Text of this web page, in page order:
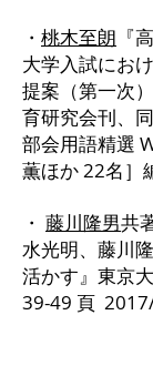
・ 桃木至朗 『
大学入試にお
提案（第一次
育研究会刊、
部会用語精選
薫ほか 22名］
・ 藤川隆男共
水光明、藤川
活かす』東京
39-49 頁